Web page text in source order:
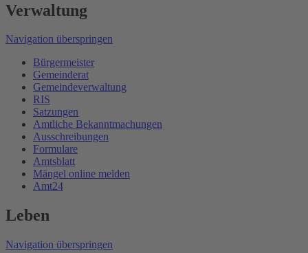
Verwaltung
Navigation überspringen
Bürgermeister
Gemeinderat
Gemeindeverwaltung
RIS
Satzungen
Amtliche Bekanntmachungen
Ausschreibungen
Formulare
Amtsblatt
Mängel online melden
Amt24
Leben
Navigation überspringen